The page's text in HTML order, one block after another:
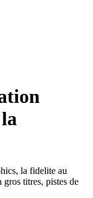
la fidelite au
titres, pistes de